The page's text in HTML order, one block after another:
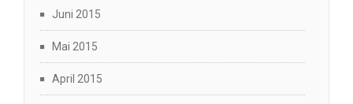
Juni 2015
Mai 2015
April 2015